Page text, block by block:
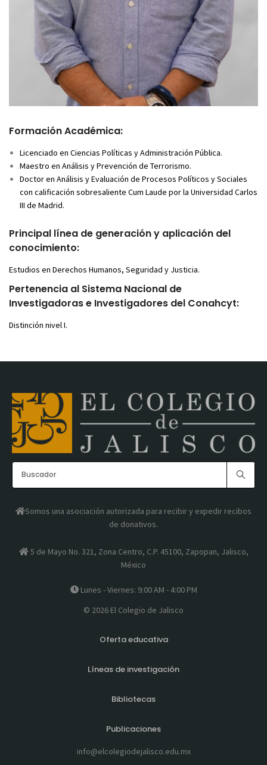
Formación Académica:
Licenciado en Ciencias Políticas y Administración Pública.
Maestro en Análisis y Prevención de Terrorismo.
Doctor en Análisis y Evaluación de Procesos Políticos y Sociales
con calificación sobresaliente Cum Laude por la Universidad Carlos
III de Madrid.
Principal línea de generación y aplicación del
conocimiento:
Estudios en Derechos Humanos, Seguridad y Justicia.
Pertenencia al Sistema Nacional de
Investigadoras e Investigadores del Conahcyt:
Distinción nivel I.
Somos una asociación autorizada para recibir y expedir recibos
de donativos.
5 de Mayo No. 321, Zona Centro, C.P. 45100, Zapopan, Jalisco,
México
Lunes - Viernes: 9:00 AM - 4:00 PM
© 2026 El Colegio de Jalisco
Oferta educativa
Líneas de investigación
Bibliotecas
Publicaciones
info@elcolegiodejalisco.edu.mx